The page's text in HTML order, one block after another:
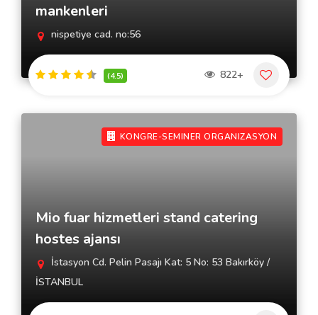
mankenleri
nispetiye cad. no:56
(4.5) 822+
KONGRE-SEMINER ORGANIZASYON
Mio fuar hizmetleri stand catering
hostes ajansı
İstasyon Cd. Pelin Pasajı Kat: 5 No: 53 Bakırköy /
İSTANBUL